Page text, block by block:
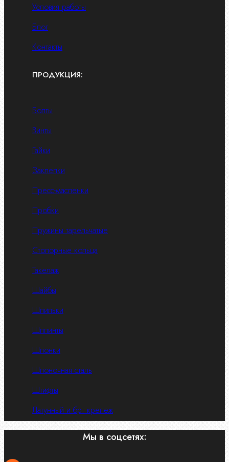
Условия работы
Блог
Контакты
ПРОДУКЦИЯ:
Болты
Винты
Гайки
Заклепки
Пресс-масленки
Пробки
Пружины тарельчатые
Стопорные кольца
Такелаж
Шайбы
Шпильки
Шплинты
Шпонки
Шпоночная сталь
Штифты
Латунный и бр. крепеж
Мы в соцсетях: